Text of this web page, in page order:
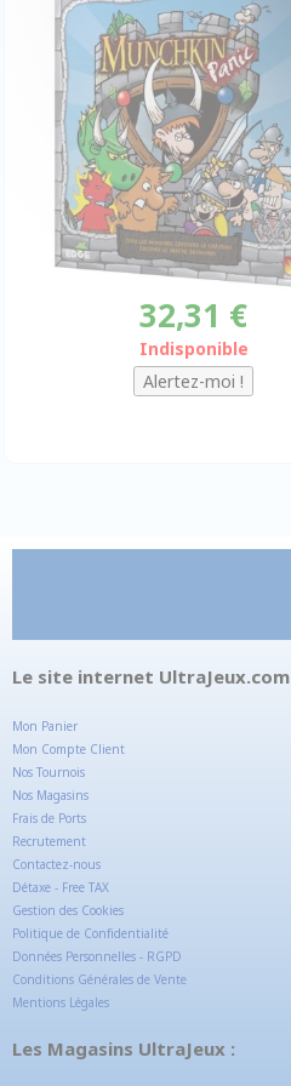
32,31 €
Indisponible
Le site internet UltraJeux.com
Mon Panier
Mon Compte Client
Nos Tournois
Nos Magasins
Frais de Ports
Recrutement
Contactez-nous
Détaxe - Free TAX
Gestion des Cookies
Politique de Confidentialité
Données Personnelles - RGPD
Conditions Générales de Vente
Mentions Légales
Les Magasins UltraJeux :